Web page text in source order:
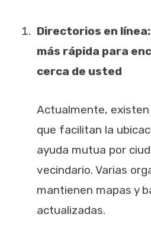
Directorios en
más rápida para
cerca de usted
Actualmente,
que facilitan la
ayuda mutua por
vecindario. Varias
mantienen mapas y
actualizadas.